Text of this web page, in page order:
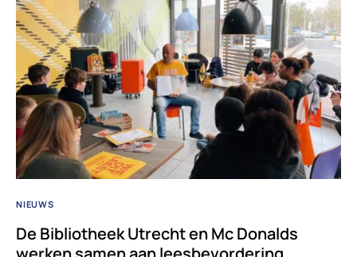
NIEUWS
De Bibliotheek Utrecht en Mc Donalds